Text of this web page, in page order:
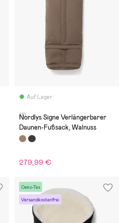
Auf Lager
(1)
Nordlys Signe Verlängerbarer
Daunen-Fußsack, Walnuss
279,99 €
Oeko-Tex
Versandkostenfrei